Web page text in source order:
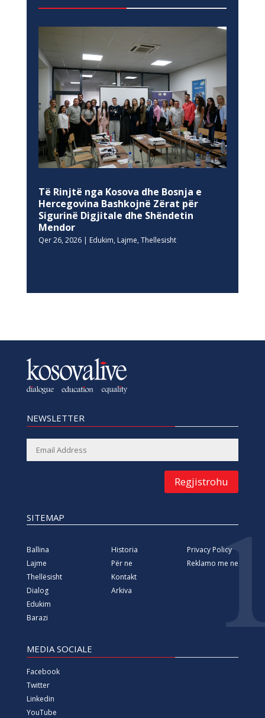
Të Rinjtë nga Kosova dhe Bosnja e
Hercegovina Bashkojnë Zërat për
Sigurinë Digjitale dhe Shëndetin
Mendor
Qer 26, 2026| Edukim, Lajme, Thellesisht
NEWSLETTER
Regjistrohu
SITEMAP
Ballina
Lajme
Thellësisht
Dialog
Edukim
Barazi
Historia
Për ne
Kontakt
Arkiva
Privacy Policy
Reklamo me ne
MEDIA SOCIALE
Facebook
Twitter
Linkedin
YouTube